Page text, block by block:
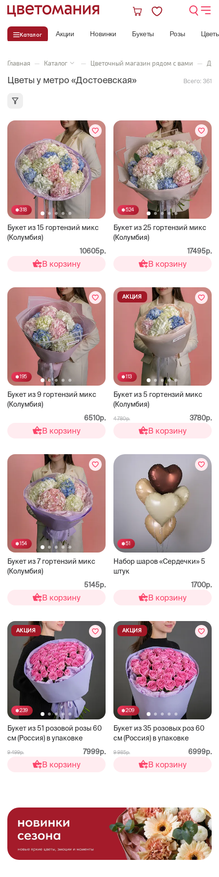
Каталог Акции Новинки Букеты Розы
Главная — Каталог — Цветочный магазин рядом с вами —
Цветы у метро «Достоевская» Всего: 361
318
Букет из 15 гортензий микс
(Колумбия)
10605р.
В корзину
524
Букет из 25 гортензий микс
(Колумбия)
17495р.
В корзину
195
Букет из 9 гортензий микс
(Колумбия)
6510р.
В корзину
113
Букет из 5 гортензий микс
(Колумбия)
АКЦИЯ
4 780р. 3780р.
В корзину
154
Букет из 7 гортензий микс
(Колумбия)
5145р.
В корзину
51
Набор шаров «Сердечки» 5
штук
1700р.
В корзину
239
Букет из 51 розовой розы 60
см (Россия) в упаковке
АКЦИЯ
9 499р. 7999р.
В корзину
209
Букет из 35 розовых роз 60
см (Россия) в упаковке
АКЦИЯ
9 985р. 6999р.
В корзину